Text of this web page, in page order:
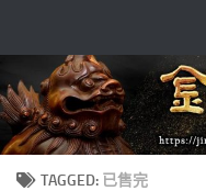
TAGGED: 已售完